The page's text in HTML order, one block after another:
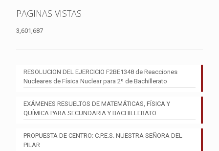
PAGINAS VISTAS
3,601,687
RESOLUCION DEL EJERCICIO F2BE1348 de Reacciones
Nucleares de Física Nuclear para 2º de Bachillerato
EXÁMENES RESUELTOS DE MATEMÁTICAS, FÍSICA Y
QUÍMICA PARA SECUNDARIA Y BACHILLERATO
PROPUESTA DE CENTRO: C.P.E.S. NUESTRA SEÑORA DEL
PILAR